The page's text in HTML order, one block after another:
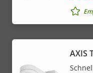
AXIS